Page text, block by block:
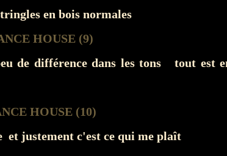
en bois normales
de différence dans les tons tout est
justement c'est ce qui me plaît